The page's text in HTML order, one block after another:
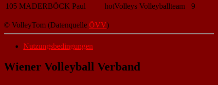
105 MADERBÖCK Paul hotVolleys Volleyballteam 9
© VolleyTom (Datenquelle ÖVV)
Nutzungsbedingungen
Wiener Volleyball Verband